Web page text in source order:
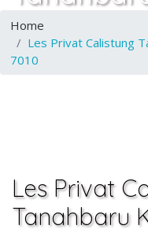
Home
Les Privat Calistung
7010
Les Privat
Tanahbaru